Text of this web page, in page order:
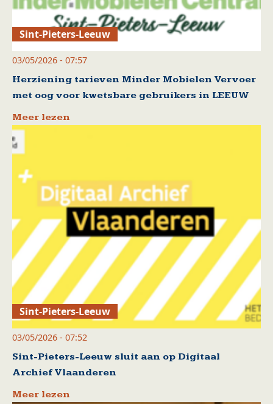
Sint-Pieters-Leeuw
03/05/2026 - 07:57
Herziening tarieven Minder Mobielen Vervoer
met oog voor kwetsbare gebruikers in LEEUW
Meer lezen
Sint-Pieters-Leeuw
03/05/2026 - 07:52
Sint-Pieters-Leeuw sluit aan op Digitaal
Archief Vlaanderen
Meer lezen